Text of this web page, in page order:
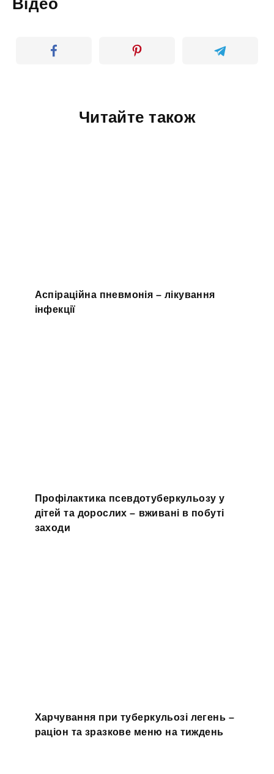
Відео
Читайте також
Аспіраційна пневмонія – лікування
інфекції
Профілактика псевдотуберкульозу у
дітей та дорослих – вживані в побуті
заходи
Харчування при туберкульозі легень –
раціон та зразкове меню на тиждень